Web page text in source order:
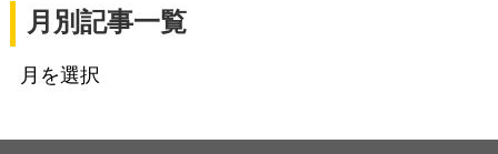
月別記事一覧